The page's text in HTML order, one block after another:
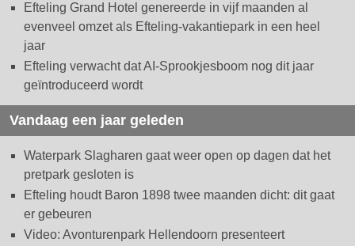
Efteling Grand Hotel genereerde in vijf maanden al
evenveel omzet als Efteling-vakantiepark in een heel
jaar
Efteling verwacht dat AI-Sprookjesboom nog dit jaar
geïntroduceerd wordt
Vandaag een jaar geleden
Waterpark Slagharen gaat weer open op dagen dat het
pretpark gesloten is
Efteling houdt Baron 1898 twee maanden dicht: dit gaat
er gebeuren
Video: Avonturenpark Hellendoorn presenteert